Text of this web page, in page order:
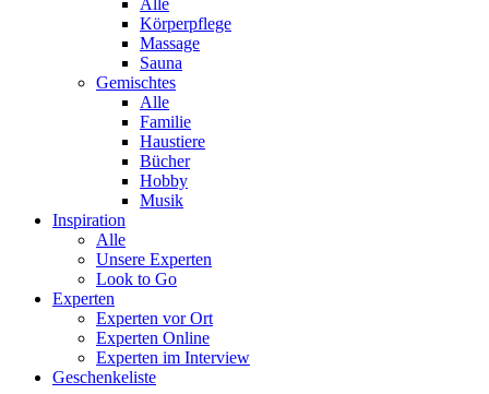
Alle
Körperpflege
Massage
Sauna
Gemischtes
Alle
Familie
Haustiere
Bücher
Hobby
Musik
Inspiration
Alle
Unsere Experten
Look to Go
Experten
Experten vor Ort
Experten Online
Experten im Interview
Geschenkeliste